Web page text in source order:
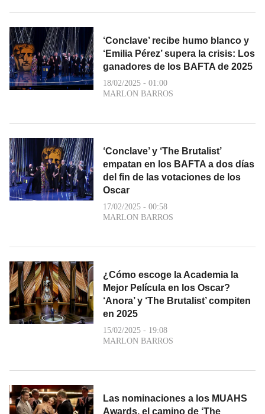
‘Conclave’ recibe humo blanco y
‘Emilia Pérez’ supera la crisis: Los
ganadores de los BAFTA de 2025
18/02/2025 - 01:00
MARLON BARROS
‘Conclave’ y ‘The Brutalist’
empatan en los BAFTA a dos días
del fin de las votaciones de los
Oscar
17/02/2025 - 00:58
MARLON BARROS
¿Cómo escoge la Academia la
Mejor Película en los Oscar?
‘Anora’ y ‘The Brutalist’ compiten
en 2025
15/02/2025 - 19:08
MARLON BARROS
Las nominaciones a los MUAHS
Awards, el camino de ‘The